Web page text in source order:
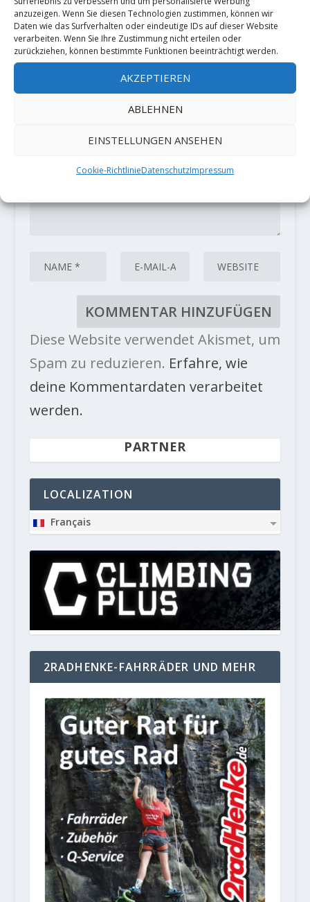
anzuzeigen. Wenn Sie diesen Technologien zustimmen, können wir
Daten wie das Surfverhalten oder eindeutige IDs auf dieser Website
verarbeiten. Wenn Sie Ihre Zustimmung nicht erteilen oder
zurückziehen, können bestimmte Funktionen beeinträchtigt werden.
AKZEPTIEREN
ABLEHNEN
EINSTELLUNGEN ANSEHEN
Cookie-RichtlinieDatenschutzImpressum
HINTERLASSE EINE ANTWORT
Deine E-Mail-Adresse wird nicht
veröffentlicht.Erforderliche Felder
markiert
Diese Website verwendet Akismet, um
Spam zu reduzieren. Erfahre, wie
deine Kommentardaten verarbeitet
werden.
PARTNER
LOCALIZATION
Français
2RADHENKE-FAHRRÄDER UND MEHR